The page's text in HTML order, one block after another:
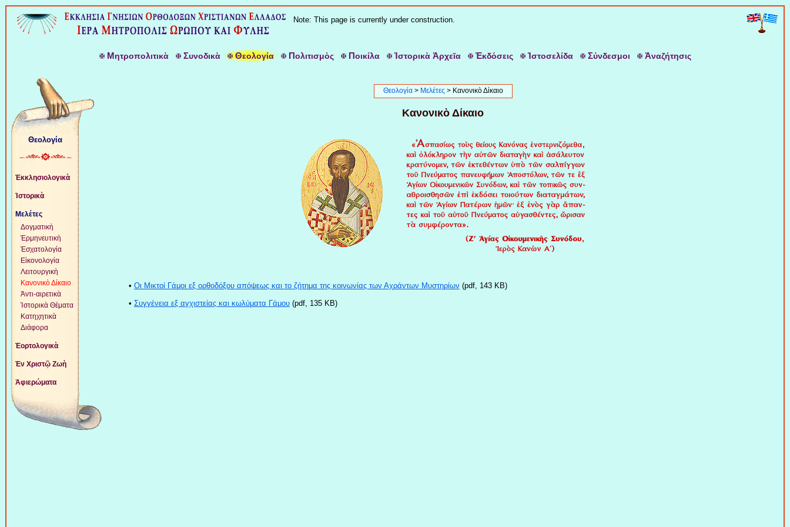
Note: This page is currently under construction.
Μητροπολιτικὰ Συνοδικὰ Θεολογία Πολιτισμὸς Ποικίλα Ἱστορικὰ Ἀρχεῖα Ἐκδόσεις Ἱστοσελίδα Σύνδεσμοι Ἀναζήτησις
Θεολογία
Ἐκκλησιολογικὰ
Ἱστορικὰ
Μελέτες
Δογματικὴ
Ἑρμηνευτικὴ
Ἐσχατολογία
Εἰκονολογία
Λειτουργικὴ
Κανονικὸ Δίκαιο
Ἀντι-αιρετικὰ
Ἱστορικὰ Θέματα
Κατηχητικὰ
Διάφορα
Ἑορτολογικὰ
Ἐν Χριστῷ Ζωὴ
Ἀφιερώματα
Θεολογία> Μελέτες > Κανονικὸ Δίκαιο
Κανονικὸ Δίκαιο
• Οι Μικτοί Γάμοι εξ ορθοδόξου απόψεως και το ζήτημα της κοινωνίας των Αχράντων Μυστηρίων (pdf, 143 KB)
• Συγγένεια εξ αγχιστείας και κωλύματα Γάμου (pdf, 135 KB)